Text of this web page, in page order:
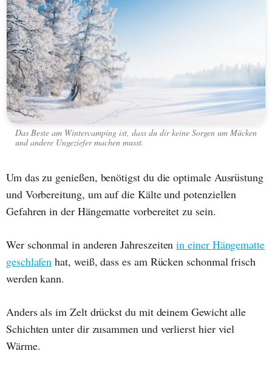
Das Beste am Wintercamping ist, dass du dir keine Sorgen um Mücken
und andere Ungeziefer machen musst.
Um das zu genießen, benötigst du die optimale Ausrüstung
und Vorbereitung, um auf die Kälte und potenziellen
Gefahren in der Hängematte vorbereitet zu sein.
Wer schonmal in anderen Jahreszeitenin einer Hängematte
geschlafen hat, weiß, dass es am Rücken schonmal frisch
werden kann.
Anders als im Zelt drückst du mit deinem Gewicht alle
Schichten unter dir zusammen und verlierst hier viel
Wärme.